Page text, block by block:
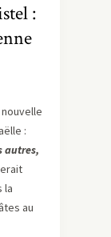
:
:
autres,
la
au